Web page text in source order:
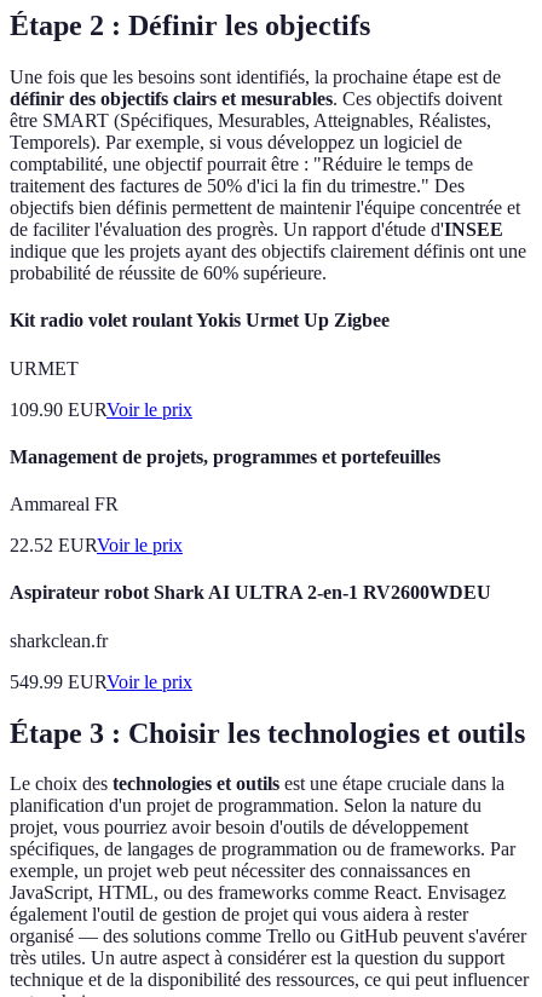
Étape 2 : Définir les objectifs
Une fois que les besoins sont identifiés, la prochaine étape est de
définir des objectifs clairs et mesurables. Ces objectifs doivent
être SMART (Spécifiques, Mesurables, Atteignables, Réalistes,
Temporels). Par exemple, si vous développez un logiciel de
comptabilité, une objectif pourrait être : "Réduire le temps de
traitement des factures de 50% d'ici la fin du trimestre." Des
objectifs bien définis permettent de maintenir l'équipe concentrée et
de faciliter l'évaluation des progrès. Un rapport d'étude d'INSEE
indique que les projets ayant des objectifs clairement définis ont une
probabilité de réussite de 60% supérieure.
Kit radio volet roulant Yokis Urmet Up Zigbee
URMET
109.90 EURVoir le prix
Management de projets, programmes et portefeuilles
Ammareal FR
22.52 EURVoir le prix
Aspirateur robot Shark AI ULTRA 2-en-1 RV2600WDEU
sharkclean.fr
549.99 EURVoir le prix
Étape 3 : Choisir les technologies et outils
Le choix des technologies et outils est une étape cruciale dans la
planification d'un projet de programmation. Selon la nature du
projet, vous pourriez avoir besoin d'outils de développement
spécifiques, de langages de programmation ou de frameworks. Par
exemple, un projet web peut nécessiter des connaissances en
JavaScript, HTML, ou des frameworks comme React. Envisagez
également l'outil de gestion de projet qui vous aidera à rester
organisé — des solutions comme Trello ou GitHub peuvent s'avérer
très utiles. Un autre aspect à considérer est la question du support
technique et de la disponibilité des ressources, ce qui peut influencer